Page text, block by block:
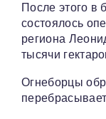
После этого в
состоялось
региона
тысячи
Огнеборцы